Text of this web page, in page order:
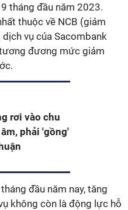
tháng đầu năm 2023.
thuộc về NCB (giảm
vụ của Sacombank
đương mức giảm
rơi vào chu
phải 'gồng'
đầu năm nay, tăng
không còn là động lực hỗ